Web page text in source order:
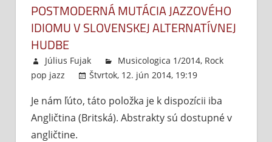
POSTMODERNÁ MUTÁCIA JAZZOVÉHO
IDIOMU V SLOVENSKEJ ALTERNATÍVNEJ
HUDBE
Július Fujak Musicologica 1/2014, Rock
pop jazz
Štvrtok, 12. jún 2014, 19:19
vypnuté
Je nám ľúto, táto položka je k dispozícii iba
Angličtina (Britská). Abstrakty sú dostupné v
angličtine.